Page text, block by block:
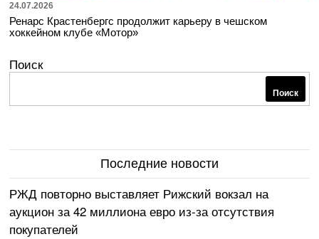
24.07.2026
Ренарс Крастенбергс продолжит карьеру в чешском
хоккейном клубе «Мотор»
Поиск
Поиск
Последние новости
РЖД повторно выставляет Рижский вокзал на
аукцион за 42 миллиона евро из-за отсутствия
покупателей